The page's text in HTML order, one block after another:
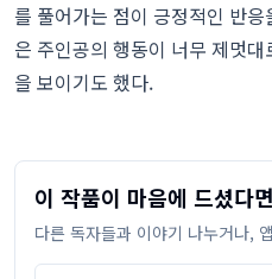
를 풀어가는 점이 긍정적인 반
은 주인공의 행동이 너무 제멋
을 보이기도 했다.
이 작품이 마음에 드셨다면
다른 독자들과 이야기 나누거나,